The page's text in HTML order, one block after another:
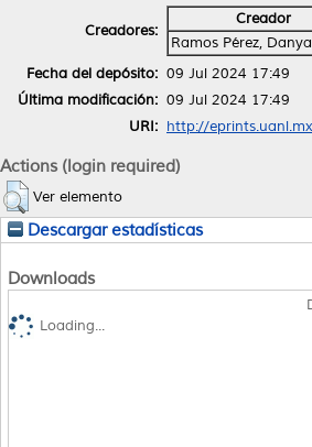
Creadores:
Creador
Ramos Pérez,
Fecha del depósito: 09 Jul 2024 17:49
Última modificación: 09 Jul 2024 17:49
URI: http://
Actions (login required)
Ver elemento
Descargar estadísticas
Downloads
Loading...